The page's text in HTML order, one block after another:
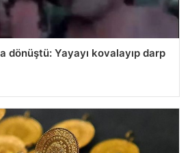
dönüştü: Yayayı kovalayıp darp